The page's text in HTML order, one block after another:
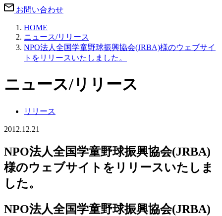
お問い合わせ
HOME
ニュース/リリース
NPO法人全国学童野球振興協会(JRBA)様のウェブサイ
トをリリースいたしました。
ニュース/リリース
リリース
2012.12.21
NPO法人全国学童野球振興協会(JRBA)
様のウェブサイトをリリースいたしま
した。
NPO法人全国学童野球振興協会(JRBA)